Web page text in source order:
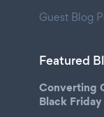
Guest Blog
Featured
Converting
Black